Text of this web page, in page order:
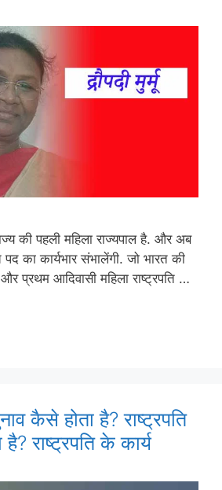
की पहली महिला राज्यपाल है. और अब
पद का कार्यभार संभालेंगी. जो भारत की
और प्रथम आदिवासी महिला राष्ट्रपति …
कैसे होता है? राष्ट्रपति
राष्ट्रपति के कार्य